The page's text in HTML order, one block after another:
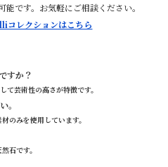
です。お気軽にご相談ください。
レクションはこちら
すか？
て芸術性の高さが特徴です。
。
のみを使用しています。
石です。